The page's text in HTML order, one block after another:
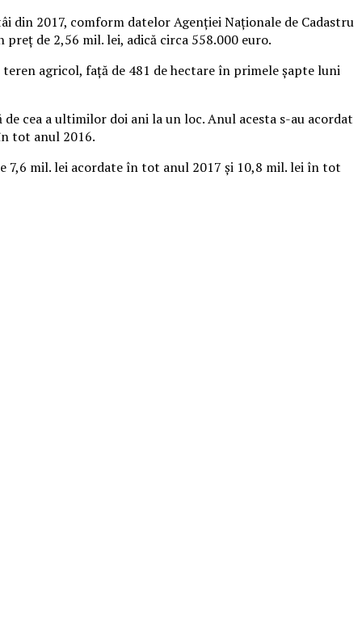
din 2017, comform datelor Agenţiei Naţionale de Cadastru
de 2,56 mil. lei, adică circa 558.000 euro.
agricol, faţă de 481 de hectare în primele şapte luni
cea a ultimilor doi ani la un loc. Anul acesta s-au acordat
tot anul 2016.
7,6 mil. lei acordate în tot anul 2017 şi 10,8 mil. lei în tot